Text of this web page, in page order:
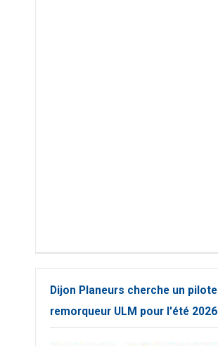
Dijon Planeurs cherche un pilote
remorqueur ULM pour l'été 2026